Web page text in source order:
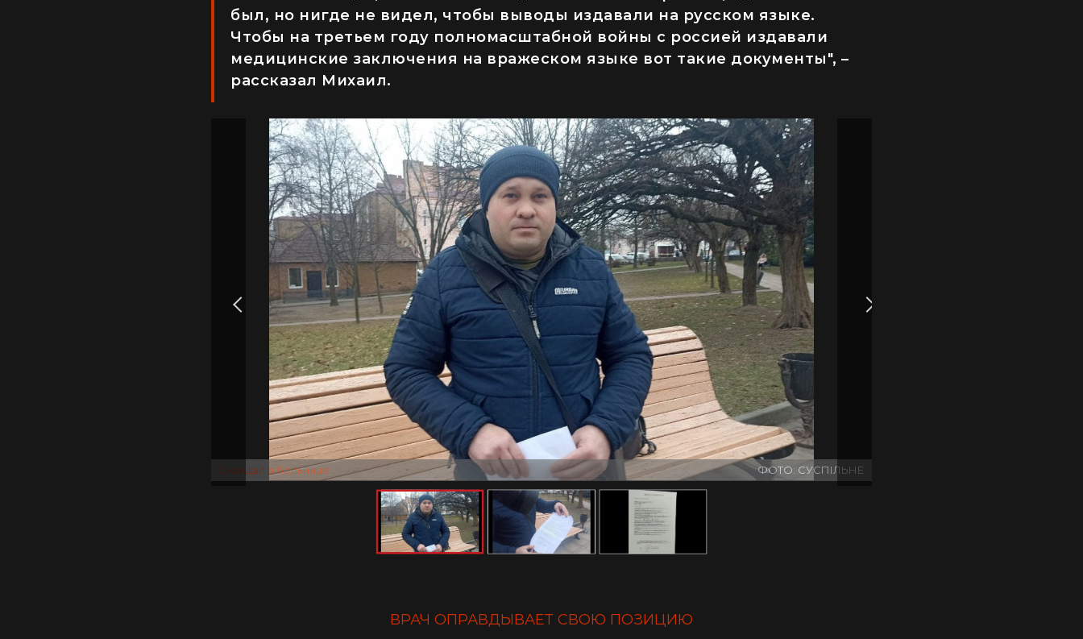
был, но нигде не видел, чтобы выводы издавали на русском языке.
Чтобы на третьем году полномасштабной войны с россией издавали
медицинские заключения на вражеском языке вот такие документы", –
рассказал Михаил.
Скандал в больнице ФОТО: СУСПІЛЬНЕ
ВРАЧ ОПРАВДЫВАЕТ СВОЮ ПОЗИЦИЮ